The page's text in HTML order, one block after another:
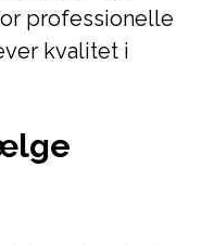
professionelle
kvalitet i